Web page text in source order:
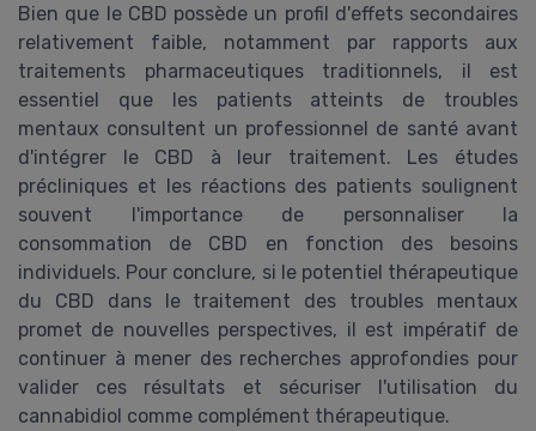
Bien que le CBD possède un profil d'effets secondaires
relativement faible, notamment par rapports aux
traitements pharmaceutiques traditionnels, il est
essentiel que les patients atteints de troubles
mentaux consultent un professionnel de santé avant
d'intégrer le CBD à leur traitement. Les études
précliniques et les réactions des patients soulignent
souvent l'importance de personnaliser la
consommation de CBD en fonction des besoins
individuels. Pour conclure, si le potentiel thérapeutique
du CBD dans le traitement des troubles mentaux
promet de nouvelles perspectives, il est impératif de
continuer à mener des recherches approfondies pour
valider ces résultats et sécuriser l'utilisation du
cannabidiol comme complément thérapeutique.